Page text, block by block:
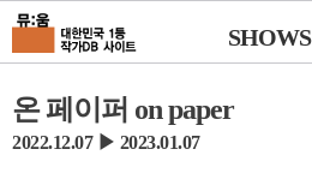
SHOWS
온 페이퍼 on paper
2022.12.07 ▶ 2023.01.07